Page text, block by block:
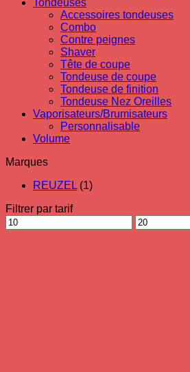
Tondeuses
Accessoires tondeuses
Combo
Contre peignes
Shaver
Tête de coupe
Tondeuse de coupe
Tondeuse de finition
Tondeuse Nez Oreilles
Vaporisateurs/Brumisateurs
Personnalisable
Volume
Marques
REUZEL (1)
Filtrer par tarif
Prix
min
Prix
max